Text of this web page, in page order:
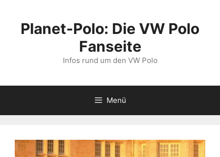
springenPlanet-Polo: Die VW Polo
Fanseite
Infos rund um den VW Polo
Menü